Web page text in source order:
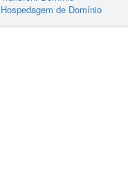
Hospedagem de Domínio